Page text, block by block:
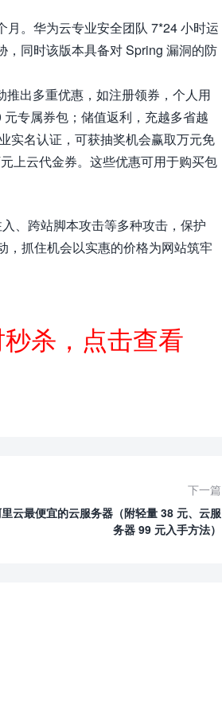
月。华为云专业安全团队 7*24 小时运
，同时该版本具备对 Spring 漏洞的防
推出多重优惠，如注册领券，个人用
专属券包；储值返利，充越多省越
实名认证，可获抽奖机会赢取万元免
上云代金券。这些优惠可用于购买包
、跨站脚本攻击等多种攻击，保护
，抓住机会以实惠的价格为网站筑牢
杀，点击查看
下一篇
云最便宜的云服务器（附轻量 38 元、云服
务器 99 元入手方法）